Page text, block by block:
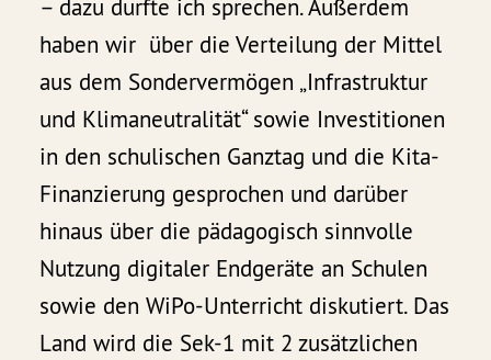
– dazu durfte ich sprechen. Außerdem
haben wir über die Verteilung der Mittel
aus dem Sondervermögen „Infrastruktur
und Klimaneutralität“ sowie Investitionen
in den schulischen Ganztag und die Kita-
Finanzierung gesprochen und darüber
hinaus über die pädagogisch sinnvolle
Nutzung digitaler Endgeräte an Schulen
sowie den WiPo-Unterricht diskutiert. Das
Land wird die Sek-1 mit 2 zusätzlichen